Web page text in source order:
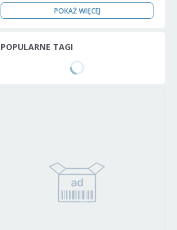
POKAŻ WIĘCEJ
POPULARNE TAGI